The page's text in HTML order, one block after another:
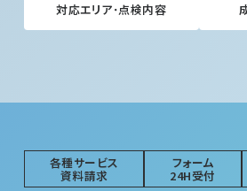
対応エリア･点検内容
各種サービス
資料請求
フォーム
24H受付